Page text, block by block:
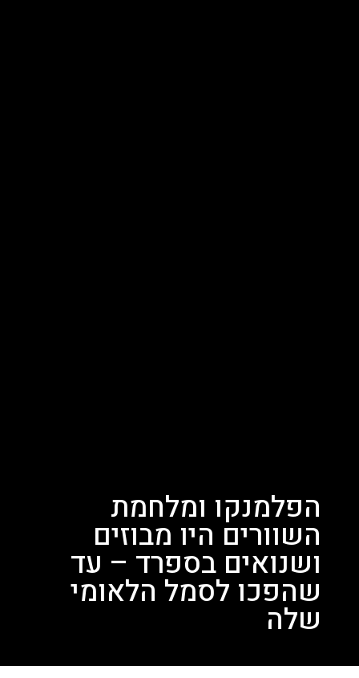
הפלמנקו ומלחמת
השוורים היו מבוזים
ושנואים בספרד – עד
שהפכו לסמל הלאומי
שלה